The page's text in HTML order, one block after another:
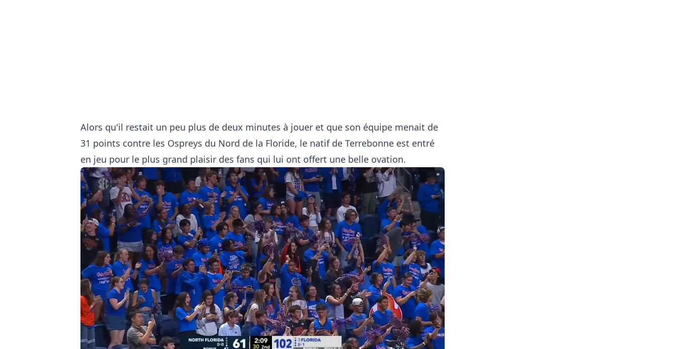
Alors qu'il restait un peu plus de deux minutes à jouer et que son équipe menait de
31 points contre les Ospreys du Nord de la Floride, le natif de Terrebonne est entré
en jeu pour le plus grand plaisir des fans qui lui ont offert une belle ovation.